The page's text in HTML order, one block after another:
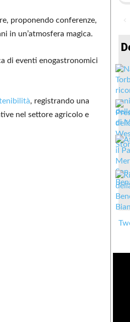
proponendo conferenze,
in un’atmosfera magica.
di eventi enogastronomici
, registrando una
nel settore agricolo e